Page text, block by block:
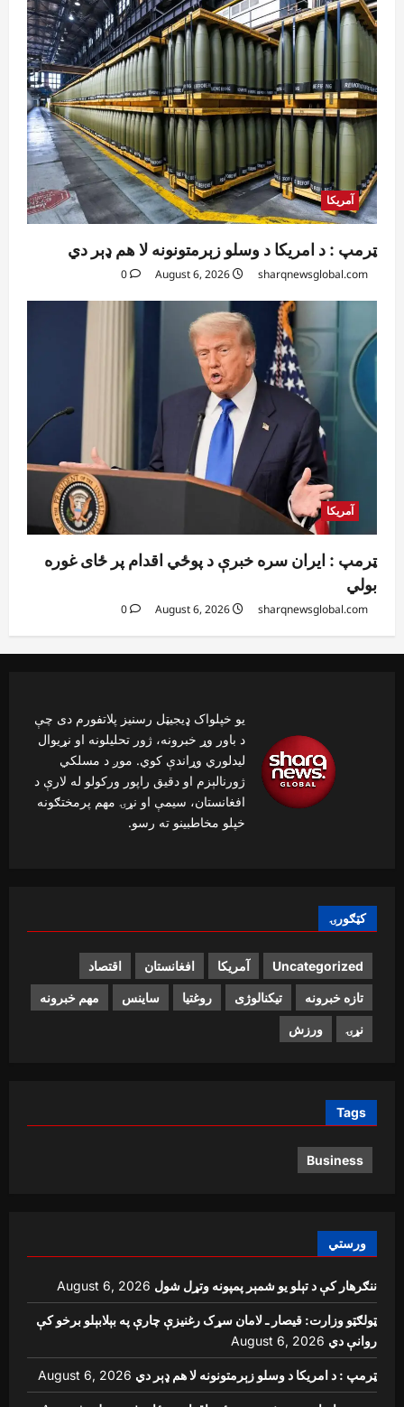
آمریکا
ټرمپ : د امریکا د وسلو زېرمتونونه لا هم ډېر دي
sharqnewsglobal.com
0
آمریکا
ټرمپ : ایران سره خبرې د پوځي اقدام پر ځای غوره
بولي
sharqnewsglobal.com
0
یو خپلواک ډیجیټل رسنیز پلاتفورم دی چې
د باور وړ خبرونه، ژور تحلیلونه او نړیوال
لیدلوري وړاندې کوي. موږ د مسلکي
ژورنالېزم او دقیق راپور ورکولو له لارې د
افغانستان، سیمې او نړۍ مهم پرمختګونه
خپلو مخاطبینو ته رسو.
کټګورۍ
Uncategorized آمریکا افغانستان اقتصاد
تازه خبرونه تیکنالوژی روغتیا ساینس مهم خبرونه
نړۍ ورزش
Tags
Business
ورستي
ننګرهار کې د تېلو یو شمېر پمپونه وتړل شول August 6, 2026
ټولګټو وزارت: قیصار ـ لامان سړک رغنیزې چارې په بېلابېلو برخو کې
روانې دي August 6, 2026
ټرمپ : د امریکا د وسلو زېرمتونونه لا هم ډېر دي August 6, 2026